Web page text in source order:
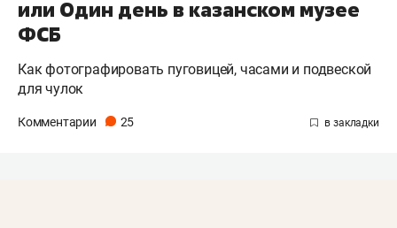
или Один день в казанском музее
ФСБ
Как фотографировать пуговицей, часами и подвеской
для чулок
Комментарии 25